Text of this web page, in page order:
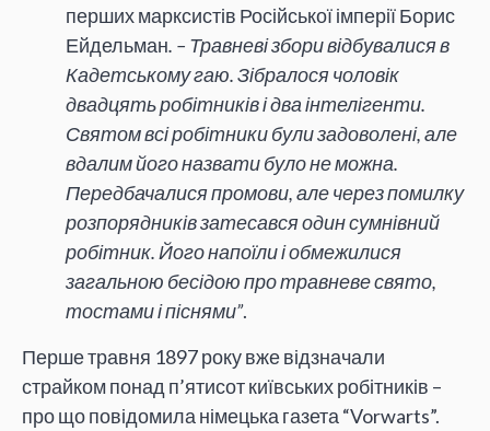
перших марксистів Російської імперії Борис
Ейдельман. – Травневі збори відбувалися в
Кадетському гаю. Зібралося чоловік
двадцять робітників і два інтелігенти.
Святом всі робітники були задоволені, але
вдалим його назвати було не можна.
Передбачалися промови, але через помилку
розпорядників затесався один сумнівний
робітник. Його напоїли і обмежилися
загальною бесідою про травневе свято,
тостами і піснями”.
Перше травня 1897 року вже відзначали
страйком понад п’ятисот київських робітників –
про що повідомила німецька газета “Vorwarts”.